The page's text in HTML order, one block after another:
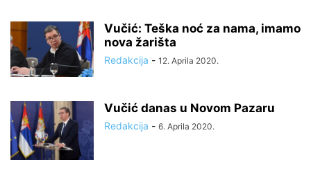
Vučić: Teška noć za nama, imamo
nova žarišta
Redakcija - 12. Aprila 2020.
Vučić danas u Novom Pazaru
Redakcija - 6. Aprila 2020.